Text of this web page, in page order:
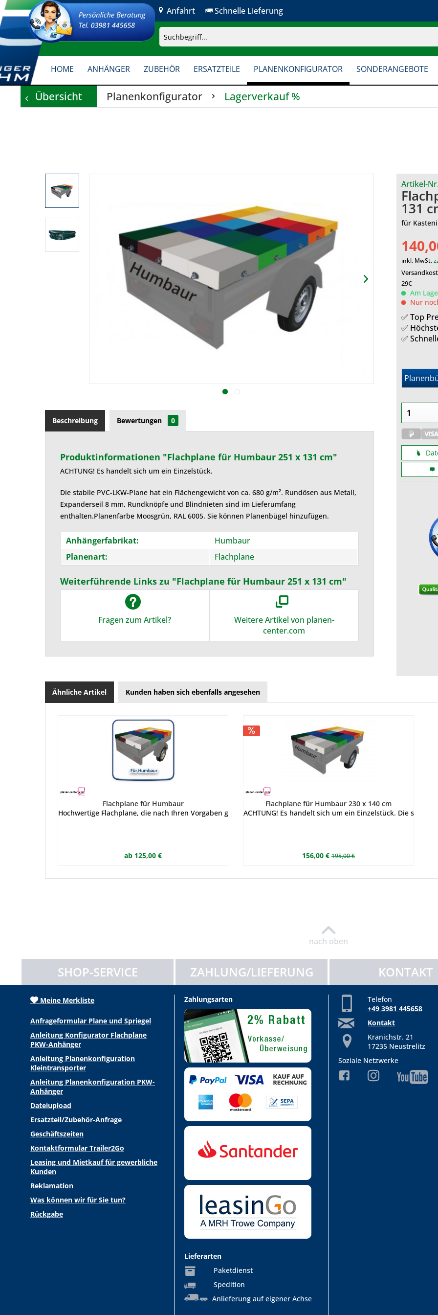
Anfahrt Schnelle Lieferung
HOME ANHÄNGER ZUBEHÖR ERSATZTEILE PLANENKONFIGURATOR SONDERANGEBOTE
Übersicht Planenkonfigurator Lagerverkauf %
Beschreibung Bewertungen 0
Produktinformationen "Flachplane für Humbaur 251 x 131 cm"
ACHTUNG! Es handelt sich um ein Einzelstück.
Die stabile PVC-LKW-Plane hat ein Flächengewicht von ca. 680 g/m². Rundösen aus Metall,
Expanderseil 8 mm, Rundknöpfe und Blindnieten sind im Lieferumfang
enthalten.Planenfarbe Moosgrün, RAL 6005. Sie können Planenbügel hinzufügen.
Anhängerfabrikat:
Humbaur
Planenart:
Flachplane
Weiterführende Links zu "Flachplane für Humbaur 251 x 131 cm"
Fragen zum Artikel?
Weitere Artikel von planen-
center.com
Artikel-
131
für
inkl. MwSt.
29€
Am
Nur
✅ Top
✅
✅
Flattern während der Fahrt durch straffen Sitz der
Teleskopprinzip einfach auf die Kastenbreite
Ähnliche Artikel Kunden haben sich ebenfalls angesehen
Flachplane für Humbaur
Hochwertige Flachplane, die nach Ihren Vorgaben gefertigt wird. Sie können Farbe und Ausführung des
ab 125,00 €
Flachplane für Humbaur 230 x 140 cm
ACHTUNG! Es handelt sich um ein Einzelstück. Die
156,00 € 195,00 €
nach oben
SHOP-SERVICE ZAHLUNG/LIEFERUNG KONTAKT
Meine Merkliste
Anfrageformular Plane und Spriegel
Anleitung Konfigurator Flachplane
PKW-Anhänger
Anleitung Planenkonfiguration
Kleintransporter
Anleitung Planenkonfiguration PKW-
Anhänger
Dateiupload
Ersatzteil/Zubehör-Anfrage
Geschäftszeiten
Kontaktformular Trailer2Go
Leasing und Mietkauf für gewerbliche
Kunden
Reklamation
Was können wir für Sie tun?
Rückgabe
Zahlungsarten
Lieferarten
Paketdienst
Spedition
Anlieferung auf eigener Achse
Telefon
+49 3981 445658
Kontakt
Kranichstr. 21
17235 Neustrelitz
Soziale Netzwerke